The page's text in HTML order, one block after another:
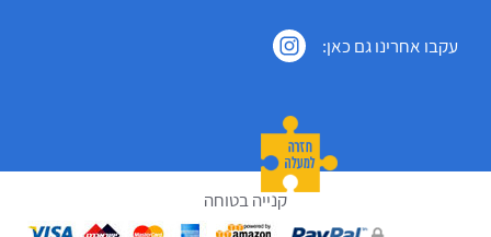
עקבו אחרינו גם כאן:
קנייה בטוחה